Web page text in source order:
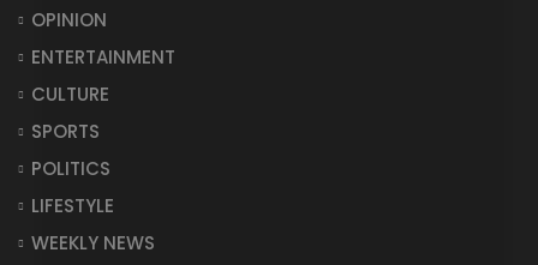
OPINION
ENTERTAINMENT
CULTURE
SPORTS
POLITICS
LIFESTYLE
WEEKLY NEWS